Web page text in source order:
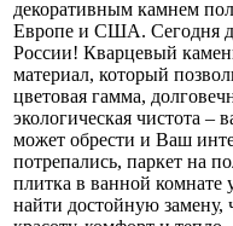
декоративным камнем
Европе и США. Сегодня
России! Кварцевый
материал, который
цветовая гамма,
экологическая чистота –
может обрести и Ваш
потрепались, паркет на
плитка в ванной комнате
найти достойную